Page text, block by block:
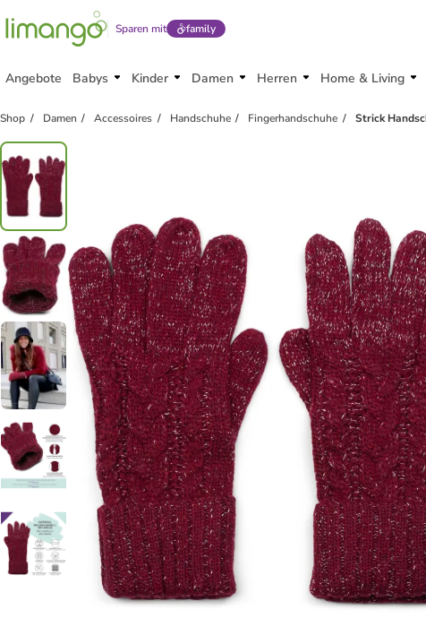
Sparen mit family
Angebote Babys Kinder Damen Herren Home & Living
Shop Damen Accessoires Handschuhe Fingerhandschuhe Strick